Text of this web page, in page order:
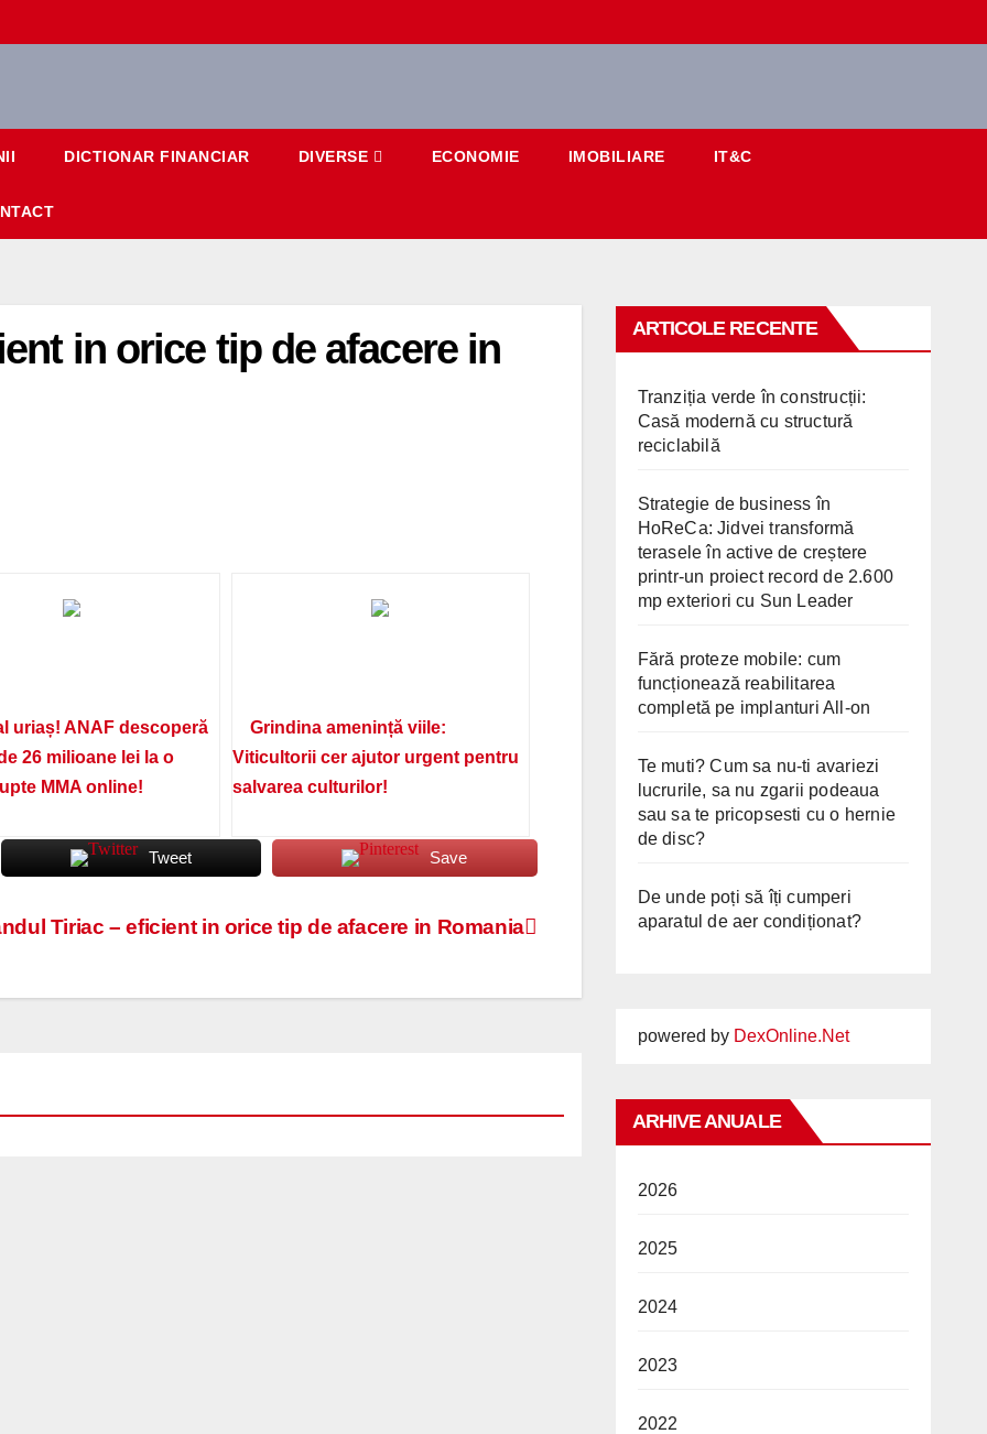
DICTIONAR FINANCIAR DIVERSE ECONOMIE IMOBILIARE IT&C
in orice tip de afacere in
uriaș! ANAF descoperă
26 milioane lei la o
MMA online!
Grindina amenință viile:
Viticultorii cer ajutor urgent pentru
salvarea culturilor!
Tweet Save
Tiriac – eficient in orice tip de afacere in Romania
ARTICOLE RECENTE
Tranziția verde în construcții:
Casă modernă cu structură
reciclabilă
Strategie de business în
HoReCa: Jidvei transformă
terasele în active de creștere
printr-un proiect record de 2.600
mp exteriori cu Sun Leader
Fără proteze mobile: cum
funcționează reabilitarea
completă pe implanturi All-on
Te muti? Cum sa nu-ti avariezi
lucrurile, sa nu zgarii podeaua
sau sa te pricopsesti cu o hernie
de disc?
De unde poți să îți cumperi
aparatul de aer condiționat?
powered by DexOnline.Net
ARHIVE ANUALE
2026
2025
2024
2023
2022